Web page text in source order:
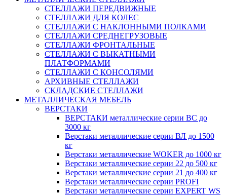
СТЕЛЛАЖИ ПЕРЕДВИЖНЫЕ
СТЕЛЛАЖИ ДЛЯ КОЛЕС
СТЕЛЛАЖИ С НАКЛОННЫМИ ПОЛКАМИ
СТЕЛЛАЖИ СРЕДНЕГРУЗОВЫЕ
СТЕЛЛАЖИ ФРОНТАЛЬНЫЕ
СТЕЛЛАЖИ С ВЫКАТНЫМИ
ПЛАТФОРМАМИ
СТЕЛЛАЖИ С КОНСОЛЯМИ
АРХИВНЫЕ СТЕЛЛАЖИ
СКЛАДСКИЕ СТЕЛЛАЖИ
МЕТАЛЛИЧЕСКАЯ МЕБЕЛЬ
ВЕРСТАКИ
ВЕРСТАКИ металлические серии ВС до
3000 кг
Верстаки металлические серии ВЛ до 1500
кг
Верстаки металлические WOKER до 1000 кг
Верстаки металлические серии 22 до 500 кг
Верстаки металлические серии 21 до 400 кг
Верстаки металлические серии PROFI
Верстаки металлические серии EXPERT WS